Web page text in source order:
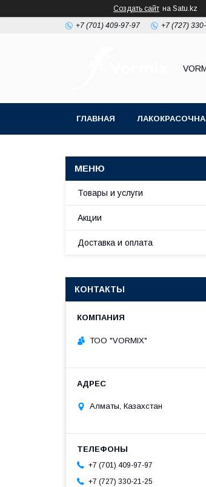
Создать сайт на Satu.kz
+7 (701) 409-97-97 +7 (727)
ГЛАВНАЯ
Товары и услуги
Акции
Доставка и оплата
КОНТАКТЫ
ТОО "VORMIX"
Алматы, Казахстан
+7 (701) 409-97-97
+7 (727) 330-21-25